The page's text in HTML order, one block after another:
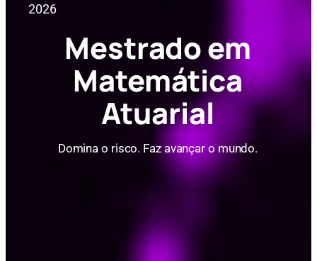
2026
Mestrado em
Matemática
Atuarial
Domina o risco. Faz avançar o mundo.